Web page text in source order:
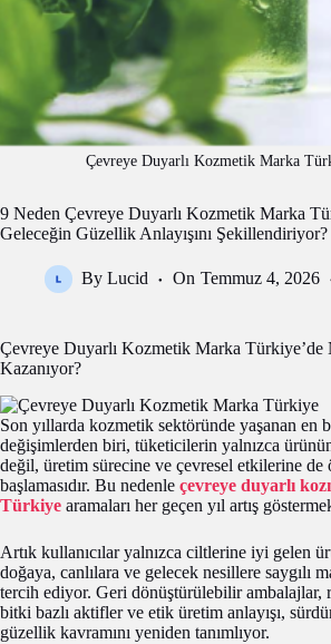
Çevreye Duyarlı Kozmetik Marka
9 Neden Çevreye Duyarlı Kozmetik Marka
Geleceğin Güzellik Anlayışını Şekillendiriyor?
By Lucid On Temmuz 4, 2026
Çevreye Duyarlı Kozmetik Marka Türkiye’de
Kazanıyor?
Son yıllarda kozmetik sektöründe yaşanan en
değişimlerden biri, tüketicilerin yalnızca
değil, üretim sürecine ve çevresel etkilerine de
başlamasıdır. Bu nedenle çevreye duyarlı
Türkiye aramaları her geçen yıl artış
Artık kullanıcılar yalnızca ciltlerine iyi gelen
doğaya, canlılara ve gelecek nesillere saygılı
tercih ediyor. Geri dönüştürülebilir ambalajlar,
bitki bazlı aktifler ve etik üretim anlayışı,
güzellik kavramını yeniden tanımlıyor.